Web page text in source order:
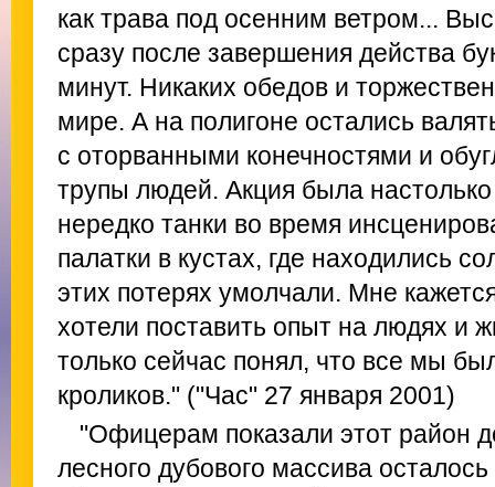
как трава под осенним ветром...
сразу после завершения действа
минут. Никаких обедов и
мире. А на полигоне остались
с оторванными конечностями и
трупы людей. Акция была
нередко танки во время
палатки в кустах, где находились
этих потерях умолчали. Мне
хотели поставить опыт на людях и
только сейчас понял, что все мы
кроликов." ("Час" 27 января 2001)
"Офицерам показали этот район
лесного дубового массива